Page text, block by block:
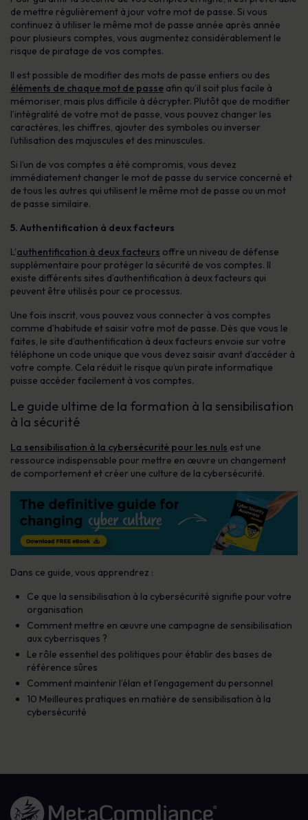
de mettre régulièrement à jour votre mot de passe. Si vous
continuez à utiliser le même mot de passe année après année
pour plusieurs comptes, vous augmentez considérablement le
risque de piratage de vos comptes.
Il est possible de modifier des mots de passe entiers ou des
éléments de chaque mot de passe afin qu’il soit plus facile à
mémoriser, mais plus difficile à décrypter. Plutôt que de modifier
l’intégralité de votre mot de passe, vous pouvez changer les
caractères, les chiffres, ajouter des symboles ou inverser
l’utilisation des majuscules et des minuscules.
Si l’un de vos comptes a été compromis, vous devez
immédiatement changer le mot de passe du service concerné et
de tous les autres qui utilisent le même mot de passe ou un mot
de passe similaire.
5. Authentification à deux facteurs
L’authentification à deux facteurs offre un niveau de défense
supplémentaire pour protéger la sécurité de vos comptes. Il
existe différents sites d’authentification à deux facteurs qui
peuvent être utilisés pour ce processus.
Une fois inscrit, vous pouvez vous connecter à vos comptes
comme d’habitude et saisir votre mot de passe. Dès que vous le
faites, le site d’authentification à deux facteurs envoie sur votre
téléphone un code unique que vous devez saisir avant d’accéder à
votre compte. Cela réduit le risque qu’un pirate informatique
puisse accéder facilement à vos comptes.
Le guide ultime de la formation à la sensibilisation
à la sécurité
La sensibilisation à la cybersécurité pour les nuls est une
ressource indispensable pour mettre en œuvre un changement
de comportement et créer une culture de la cybersécurité.
Dans ce guide, vous apprendrez :
Ce que la sensibilisation à la cybersécurité signifie pour votre
organisation
Comment mettre en œuvre une campagne de sensibilisation
aux cyberrisques ?
Le rôle essentiel des politiques pour établir des bases de
référence sûres
Comment maintenir l’élan et l’engagement du personnel
10 Meilleures pratiques en matière de sensibilisation à la
cybersécurité
Lien vers la page d'accueil